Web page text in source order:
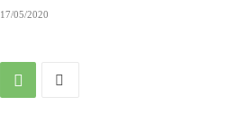
17/05/2020